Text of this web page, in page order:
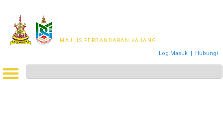
MAJLIS PERBANDARAN KAJANG
Log Masuk | Hubungi